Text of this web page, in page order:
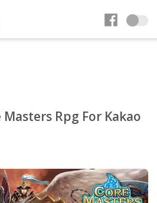
Rpg For Kakao